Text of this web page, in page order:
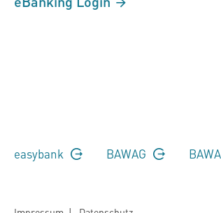
easybank BAWAG